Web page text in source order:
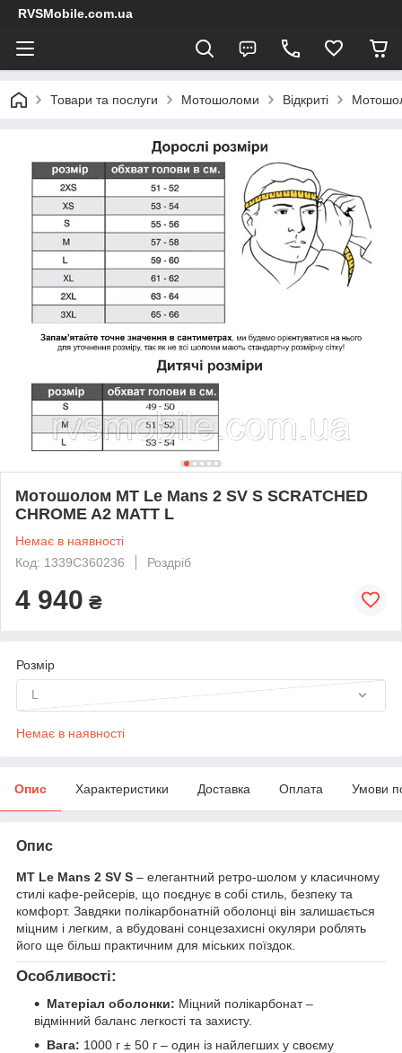
RVSMobile.com.ua
Товари та послуги Мотошоломи Відкриті
Мотошолом MT Le Mans 2 SV S SCRATCHED
CHROME A2 MATT L
Немає в наявності
Код: 1339C360236
Роздріб
4 940 ₴
Розмір
L
Немає в наявності
Опис Характеристики Доставка Оплата Умови
Опис
MT Le Mans 2 SV S – елегантний ретро-шолом у класичному
стилі кафе-рейсерів, що поєднує в собі стиль, безпеку та
комфорт. Завдяки полікарбонатній оболонці він залишається
міцним і легким, а вбудовані сонцезахисні окуляри роблять
його ще більш практичним для міських поїздок.
Особливості:
Матеріал оболонки: Міцний полікарбонат –
відмінний баланс легкості та захисту.
Вага: 1000 г ± 50 г – один із найлегших у своєму